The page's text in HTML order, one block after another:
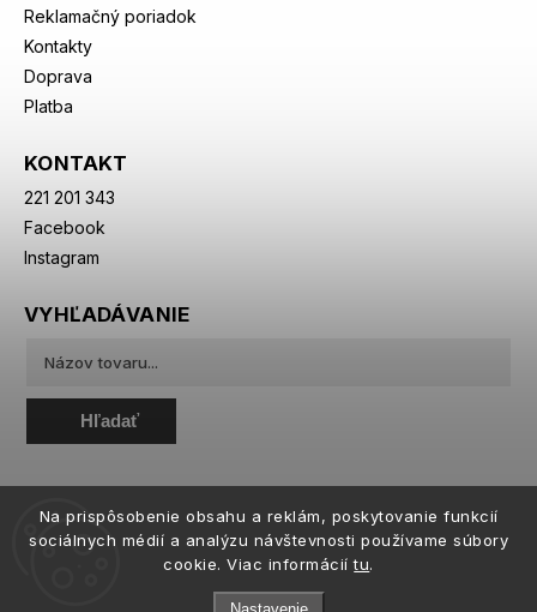
Na prispôsobenie obsahu a reklám, poskytovanie funkcií
sociálnych médií a analýzu návštevnosti používame súbory
cookie. Viac informáciítu.
Reklamačný poriadok
Kontakty
Doprava
Platba
KONTAKT
221 201 343
Facebook
Instagram
VYHĽADÁVANIE
Hľadať